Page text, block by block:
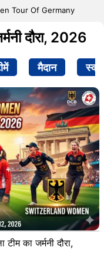
Tour Of Germany
दौरा, 2026
मैदान
का जर्मनी दौरा,